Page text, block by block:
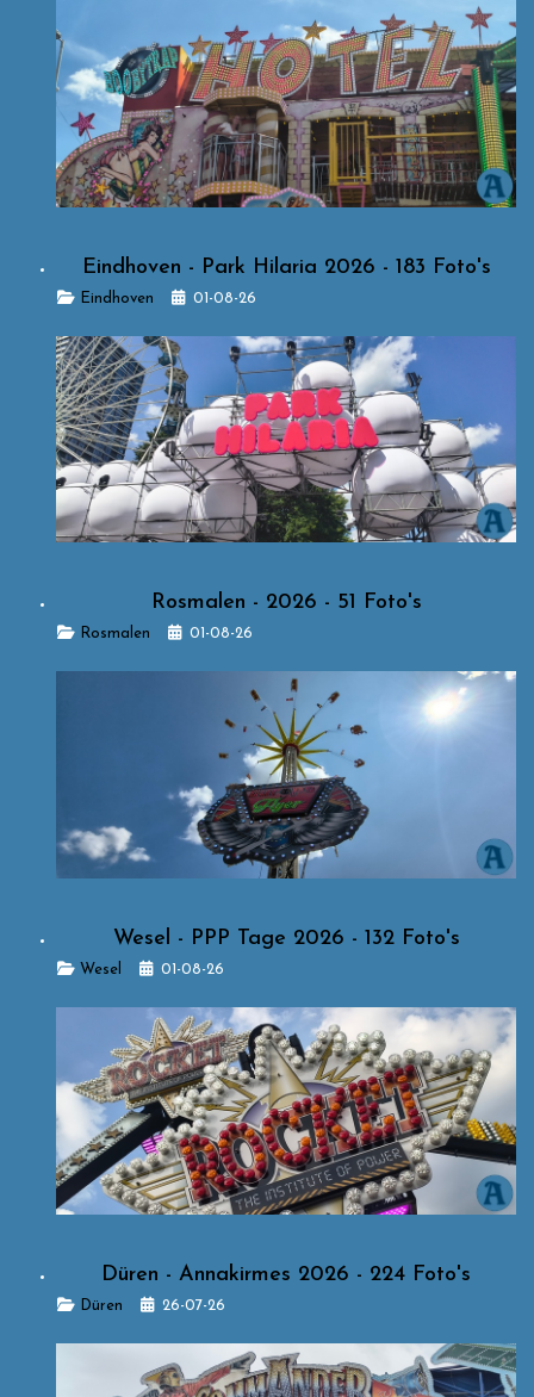
Eindhoven - Park Hilaria 2026 - 183 Foto's
DetailsEindhoven 01-08-26
Rosmalen - 2026 - 51 Foto's
DetailsRosmalen 01-08-26
Wesel - PPP Tage 2026 - 132 Foto's
Details
Wesel 01-08-26
Düren - Annakirmes 2026 - 224 Foto's
Details
Düren 26-07-26